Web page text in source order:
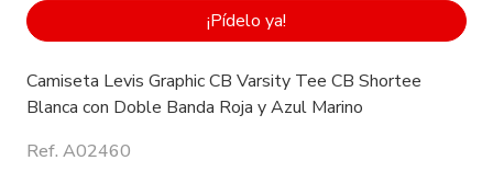
¡Pídelo ya!
Camiseta Levis Graphic CB Varsity Tee CB Shortee
Blanca con Doble Banda Roja y Azul Marino
Ref. A02460